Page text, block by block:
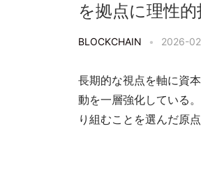
を拠点に理性
BLOCKCHAIN • 2026-
長期的な視点を軸に資
動を一層強化している
り組むことを選んだ原